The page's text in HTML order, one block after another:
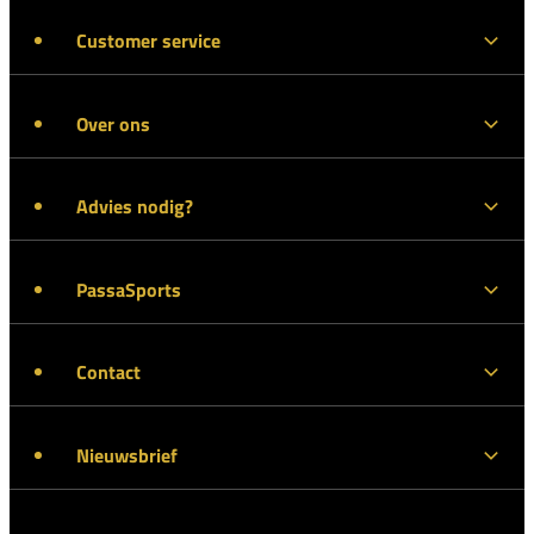
Customer service
Over ons
Advies nodig?
PassaSports
Contact
Nieuwsbrief